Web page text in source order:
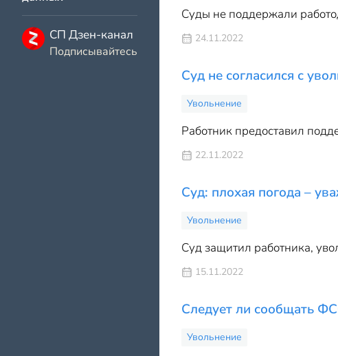
СП Дзен-канал
Подписывайтесь
Суды не поддержали
24.11.2022
Суд не согласился с
Увольнение
Работник предоставил
22.11.2022
Суд: плохая погода –
Увольнение
Суд защитил работника,
15.11.2022
Следует ли сообщать
Увольнение